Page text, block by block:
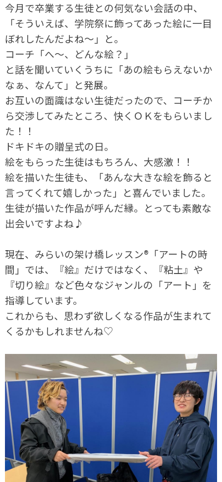
今月で卒業する生徒との何気ない会話の中、
「そういえば、学院祭に飾ってあった絵に一目
ぼれしたんだよね～」と。
コーチ「へ～、どんな絵？」
と話を聞いていくうちに「あの絵もらえないか
なぁ、なんて」と発展。
お互いの面識はない生徒だったので、コーチか
ら交渉してみたところ、快くＯＫをもらいまし
た！！
ドキドキの贈呈式の日。
絵をもらった生徒はもちろん、大感激！！
絵を描いた生徒も、「あんな大きな絵を飾ると
言ってくれて嬉しかった」と喜んでいました。
生徒が描いた作品が呼んだ縁。とっても素敵な
出会いですよね♪
現在、みらいの架け橋レッスン®「アートの時
間」では、『絵』だけではなく、『粘土』や
『切り絵』など色々なジャンルの「アート」を
指導しています。
これからも、思わず欲しくなる作品が生まれて
くるかもしれませんね♡